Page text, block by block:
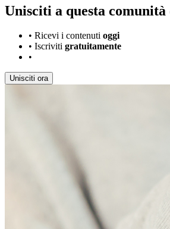
Unisciti a questa comunità
• Ricevi i contenuti oggi
• Iscriviti gratuitamente
•
Unisciti ora